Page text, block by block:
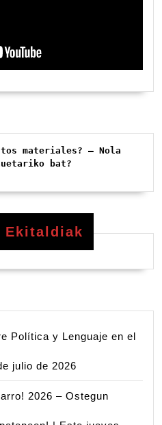
materiales? – Nola
bat?
Ekitaldiak
Política y Lenguaje en el
julio de 2026
2026 – Ostegun